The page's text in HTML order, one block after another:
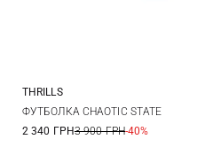
M L XL
THRILLS
ФУТБОЛКА CHAOTIC STATE
2 340 ГРН3 900 ГРН-40%